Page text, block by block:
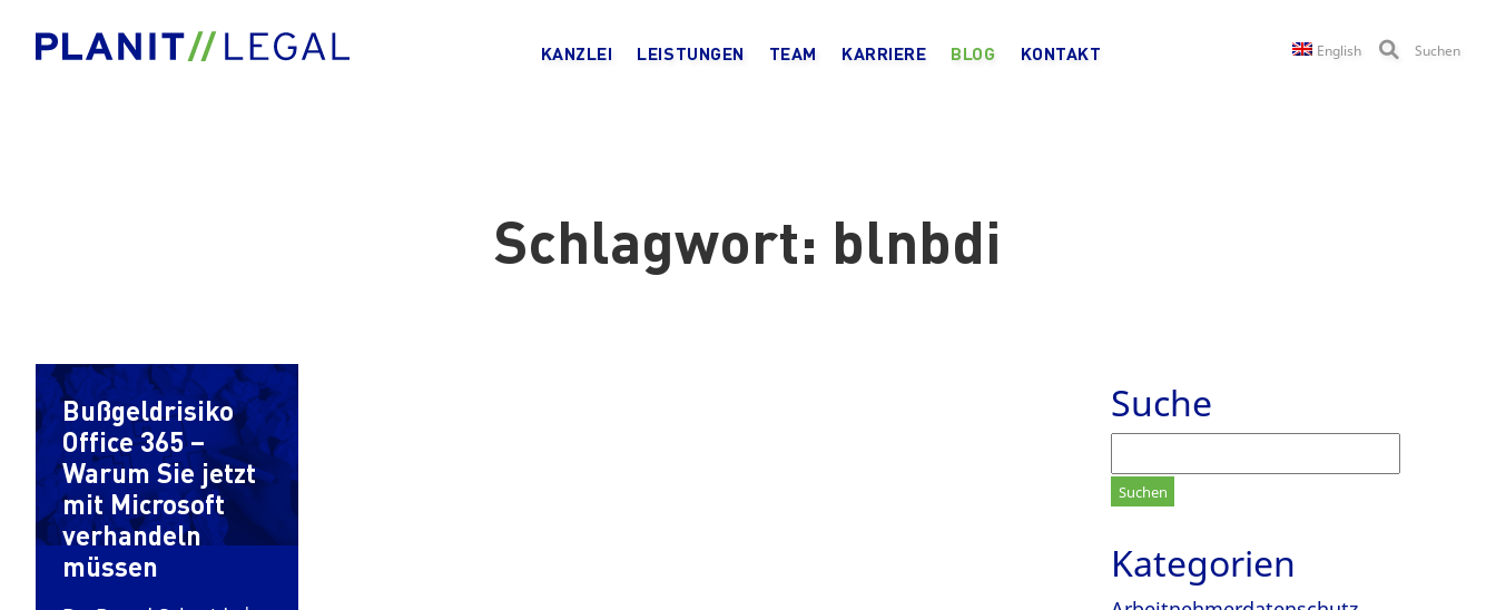
KANZLEI LEISTUNGEN TEAM KARRIERE BLOG KONTAKT English Suchen
Schlagwort: blnbdi
Bußgeldrisiko
Office 365 –
Warum Sie jetzt
mit Microsoft
verhandeln
müssen
Suche
nach:
Kategorien